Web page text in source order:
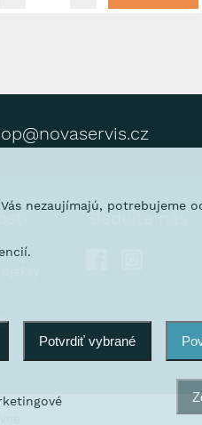
Sledujte nás
nezaujímajú, potrebujeme
Potvrdiť vybrané